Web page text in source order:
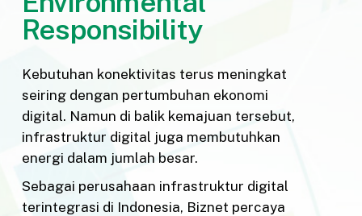
Responsibility
Kebutuhan konektivitas terus meningkat
seiring dengan pertumbuhan ekonomi
digital. Namun di balik kemajuan tersebut,
infrastruktur digital juga membutuhkan
energi dalam jumlah besar.
Sebagai perusahaan infrastruktur digital
terintegrasi di Indonesia, Biznet percaya